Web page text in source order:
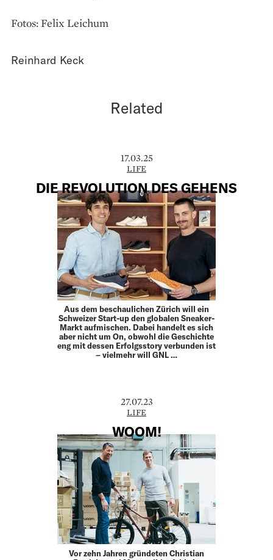
Fotos: Felix Leichum
Reinhard Keck
Related
17.03.25
LIFE
DIE REVOLUTION DES GEHENS
Aus dem beschaulichen Zürich will ein
Schweizer Start-up den globalen Sneaker-
Markt aufmischen. Dabei handelt es sich
aber nicht um On, obwohl die Geschichte
eng mit dessen Erfolgsstory verbunden ist
– vielmehr will GNL …
27.07.23
LIFE
WOOM!
Vor zehn Jahren gründeten Christian